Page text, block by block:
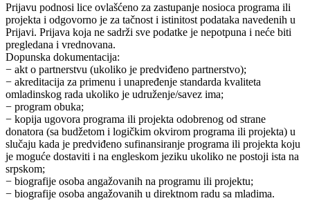
Prijavu podnosi lice ovlašćeno za zastupanje nosioca programa ili
projekta i odgovorno je za tačnost i istinitost podataka navedenih u
Prijavi. Prijava koja ne sadrži sve podatke je nepotpuna i neće biti
pregledana i vrednovana.
Dopunska dokumentacija:
− akt o partnerstvu (ukoliko je predviđeno partnerstvo);
− akreditacija za primenu i unapređenje standarda kvaliteta
omladinskog rada ukoliko je udruženje/savez ima;
− program obuka;
− kopija ugovora programa ili projekta odobrenog od strane
donatora (sa budžetom i logičkim okvirom programa ili projekta) u
slučaju kada je predviđeno sufinansiranje programa ili projekta koju
je moguće dostaviti i na engleskom jeziku ukoliko ne postoji ista na
srpskom;
− biografije osoba angažovanih na programu ili projektu;
− biografije osoba angažovanih u direktnom radu sa mladima.